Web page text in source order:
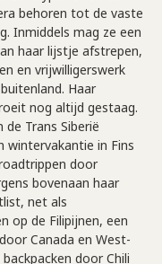
behoren tot de vaste
Inmiddels mag ze een
haar lijstje afstrepen,
en vrijwilligerswerk
Haar
nog altijd gestaag.
de Trans Siberië
wintervakantie in Fins
door
bovenaan haar
net als
op de Filipijnen, een
Canada en West-
door Chili